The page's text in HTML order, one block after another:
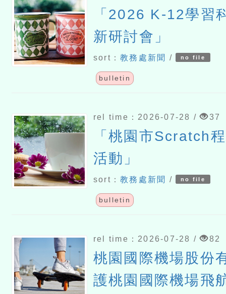
「2026 K-12學習
新研討會」
sort：教務處新聞 / no file
bulletin
rel time：2026-07-28 / 37
「桃園市Scratch
活動」
sort：教務處新聞 / no file
bulletin
rel time：2026-07-28 / 82
桃園國際機場股份
護桃園國際機場飛